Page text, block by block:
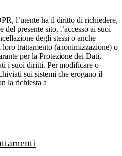
l’utente ha il diritto di richiedere,
presente sito, l’accesso ai suoi
degli stessi o anche
trattamento (anonimizzazione) o
per la Protezione dei Dati,
i suoi diritti. Per modificare o
sui sistemi che erogano il
la richiesta a